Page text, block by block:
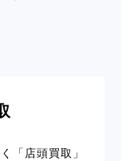
「店頭買取」